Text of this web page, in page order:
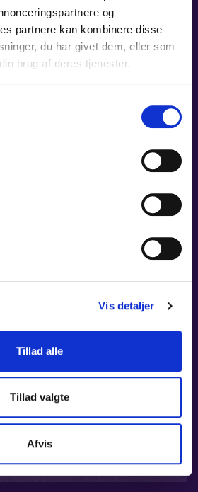
og
partnere kan kombinere disse
du har givet dem, eller som
brug af deres tjenester.
Vis detaljer
Tillad alle
Tillad valgte
Afvis